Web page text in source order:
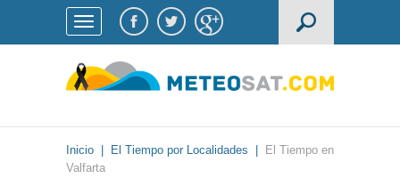
Inicio El Tiempo por Localidades
El Tiempo en
Valfarta